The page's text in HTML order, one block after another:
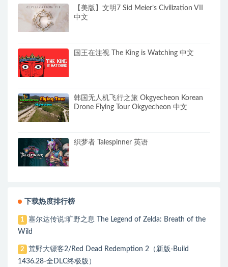
【美版】文明7 Sid Meier’s Civilization VII
中文
国王在注视 The King is Watching 中文
韩国无人机飞行之旅 Okgyecheon Korean
Drone Flying Tour Okgyecheon 中文
织梦者 Talespinner 英语
下载热度排行榜
1
塞尔达传说:旷野之息 The Legend of Zelda: Breath of the
Wild
2
荒野大镖客2/Red Dead Redemption 2（新版-Build
1436.28-全DLC终极版）